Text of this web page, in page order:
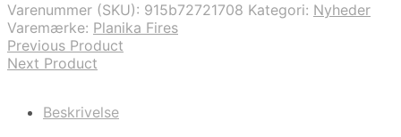
Varenummer (SKU): 915b72721708 Kategori: Nyheder
Varemærke: Planika Fires
Previous Product
Next Product
Beskrivelse